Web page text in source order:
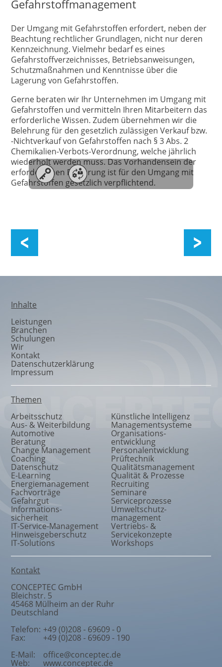
Gefahrstoffmanagement
Der Umgang mit Gefahrstoffen erfordert, neben der
Beachtung rechtlicher Grundlagen, nicht nur deren
Kennzeichnung. Vielmehr bedarf es eines
Gefahrstoffverzeichnisses, Betriebsanweisungen,
Schutzmaßnahmen und Kenntnisse über die
Lagerung von Gefahrstoffen.
Gerne beraten wir Ihr Unternehmen im Umgang mit
Gefahrstoffen und vermitteln Ihren Mitarbeitern das
erforderliche Wissen. Zudem übernehmen wir die
Belehrung für den gesetzlich zulässigen Verkauf bzw.
-Nichtverkauf von Gefahrstoffen nach § 3 Abs. 2
Chemikalien-Verbots-Verordnung, welche jährlich
wiederholt werden muss. Das Vorhandensein der
erforderlichen Belehrung ist für den Umgang mit
Gefahrstoffen gesetzlich verpflichtend.
Inhalte
Leistungen
Branchen
Schulungen
Wir
Kontakt
Datenschutzerklärung
Impressum
Themen
Arbeitsschutz
Aus- & Weiterbildung
Automotive
Beratung
Change Management
Coaching
Datenschutz
E-Learning
Energiemanagement
Fachvorträge
Gefahrgut
Informations-
sicherheit
IT-Service-Management
Hinweisgeberschutz
IT-Solutions
Künstliche Intelligenz
Managementsysteme
Organisations-
entwicklung
Personalentwicklung
Prüftechnik
Qualitätsmanagement
Qualität & Prozesse
Recruiting
Seminare
Serviceprozesse
Umweltschutz-
management
Vertriebs- &
Servicekonzepte
Workshops
Kontakt
CONCEPTEC GmbH
Bleichstr. 5
45468 Mülheim an der Ruhr
Deutschland
Telefon: +49 (0)208 - 69609 - 0
Fax:
+49 (0)208 - 69609 - 190
E-Mail:
office@conceptec.de
Web: www.conceptec.de